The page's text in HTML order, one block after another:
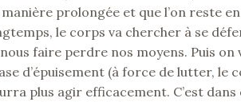
manière prolongée et que l’on reste
le corps va chercher à se
faire perdre nos moyens. Puis
d’épuisement (à force de lutter, le
plus agir efficacement. C’est dans